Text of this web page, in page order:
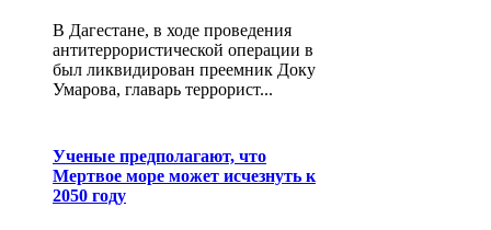
В Дагестане, в ходе проведения
антитеррористической операции в
был ликвидирован преемник Доку
Умарова, главарь террорист...
Ученые предполагают, что
Мертвое море может исчезнуть к
2050 году